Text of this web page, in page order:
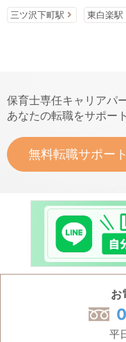
三ツ沢下町駅 東白楽駅
保育士専任キャリアパ
あなたの転職をサポー
無料転職サポー
お
平